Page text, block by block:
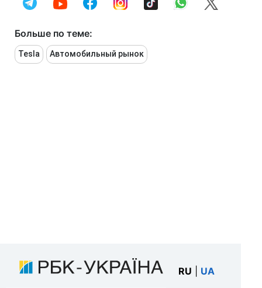
Больше по теме:
Tesla Автомобильный рынок
RU UA